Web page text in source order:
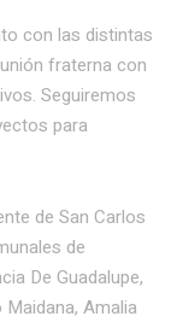
con las distintas
fraterna con
Seguiremos
para
de San Carlos
de
De Guadalupe,
Maidana, Amalia